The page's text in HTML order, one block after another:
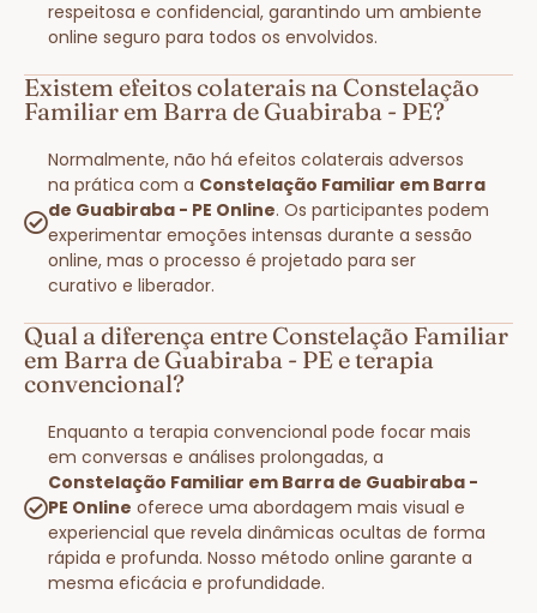
respeitosa e confidencial, garantindo um ambiente
online seguro para todos os envolvidos.
Existem efeitos colaterais na Constelação
Familiar em Barra de Guabiraba - PE?
Normalmente, não há efeitos colaterais adversos
na prática com a Constelação Familiar em Barra
de Guabiraba - PE Online. Os participantes podem
experimentar emoções intensas durante a sessão
online, mas o processo é projetado para ser
curativo e liberador.
Qual a diferença entre Constelação Familiar
em Barra de Guabiraba - PE e terapia
convencional?
Enquanto a terapia convencional pode focar mais
em conversas e análises prolongadas, a
Constelação Familiar em Barra de Guabiraba -
PE Online oferece uma abordagem mais visual e
experiencial que revela dinâmicas ocultas de forma
rápida e profunda. Nosso método online garante a
mesma eficácia e profundidade.